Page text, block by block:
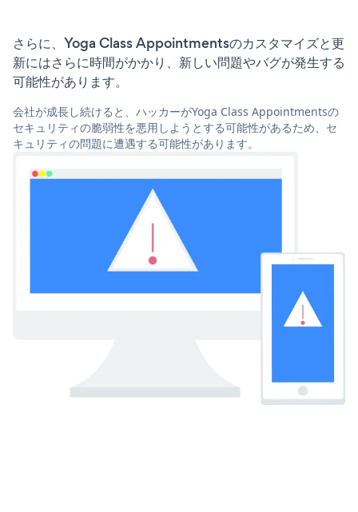
さらに、Yoga Class Appointmentsのカスタマイズと更
新にはさらに時間がかかり、新しい問題やバグが発生する
可能性があります。
会社が成長し続けると、ハッカーがYoga Class Appointmentsの
セキュリティの脆弱性を悪用しようとする可能性があるため、セ
キュリティの問題に遭遇する可能性があります。